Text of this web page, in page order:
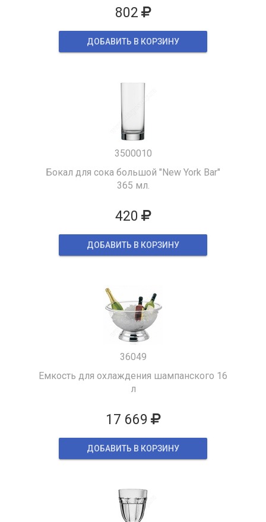
802
ДОБАВИТЬ В КОРЗИНУ
3500010
Бокал для сока большой "New York Bar"
365 мл.
420
ДОБАВИТЬ В КОРЗИНУ
36049
Емкость для охлаждения шампанского 16
л
17 669
ДОБАВИТЬ В КОРЗИНУ